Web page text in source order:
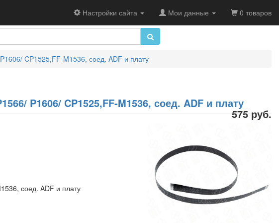
Настройки сайта Мои данные 0 товаров
CP1525,FF-M1536, соед. ADF и плату
P1606/ CP1525,FF-M1536, соед. ADF и плату
575 руб.
соед. ADF и плату